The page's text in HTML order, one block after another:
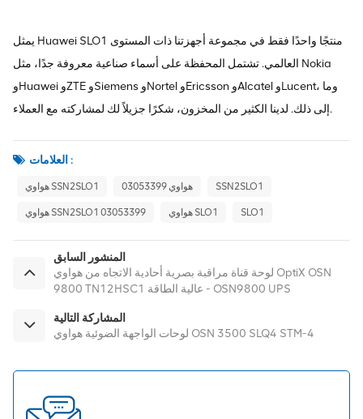
يمثل Huawei SLO1 منتجًا واحدًا فقط في مجموعة أجهزتنا ذات المستوى
العالمي. تشتمل المحفظة على أسماء صناعية معروفة جدًا، مثل Nokia
وHuawei وZTE وSiemens وNortel وEricsson وAlcatel وLucent، وما
إلى ذلك. لدينا الكثير من المخزون، شكرًا جزيلاً لك لمشاركته مع العملاء.
العلامات :
هواوي SSN2SLO1 هواوي 03053399 SSN2SLO1
هواوي SSN2SLO1 03053399 هواوي SLO1 SLO1
المنشور السابق
لوحة قناة مراقبة بصرية أحادية الاتجاه من هواوي OptiX OSN
9800 TN12HSC1 عالية الطاقة - OSN9800 UPS
المشاركة التالية
لوحات الواجهة الضوئية هواوي OSN 3500 SLQ4 STM-4